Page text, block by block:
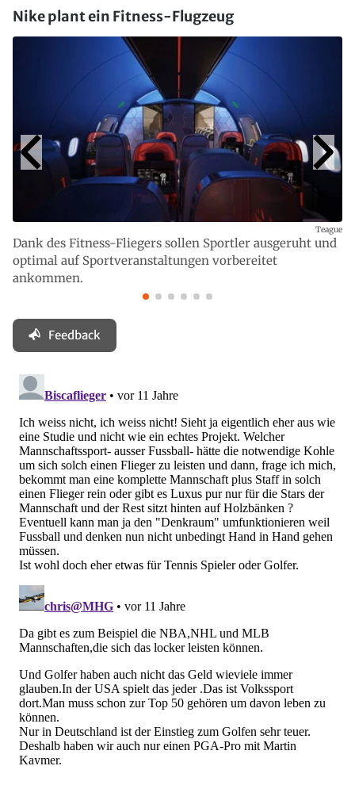
Nike plant ein Fitness-Flugzeug
Dank des Fitness-Fliegers sollen Sportler ausgeruht und
optimal auf Sportveranstaltungen vorbereitet
ankommen.
Teague
Feedback